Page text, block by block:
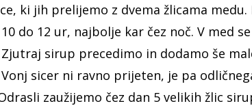
ki jih prelijemo z dvema žlicama
do 12 ur, najbolje kar čez noč. V med
sirup precedimo in dodamo še
sicer ni ravno prijeten, je pa
zaužijemo čez dan 5 velikih žlic